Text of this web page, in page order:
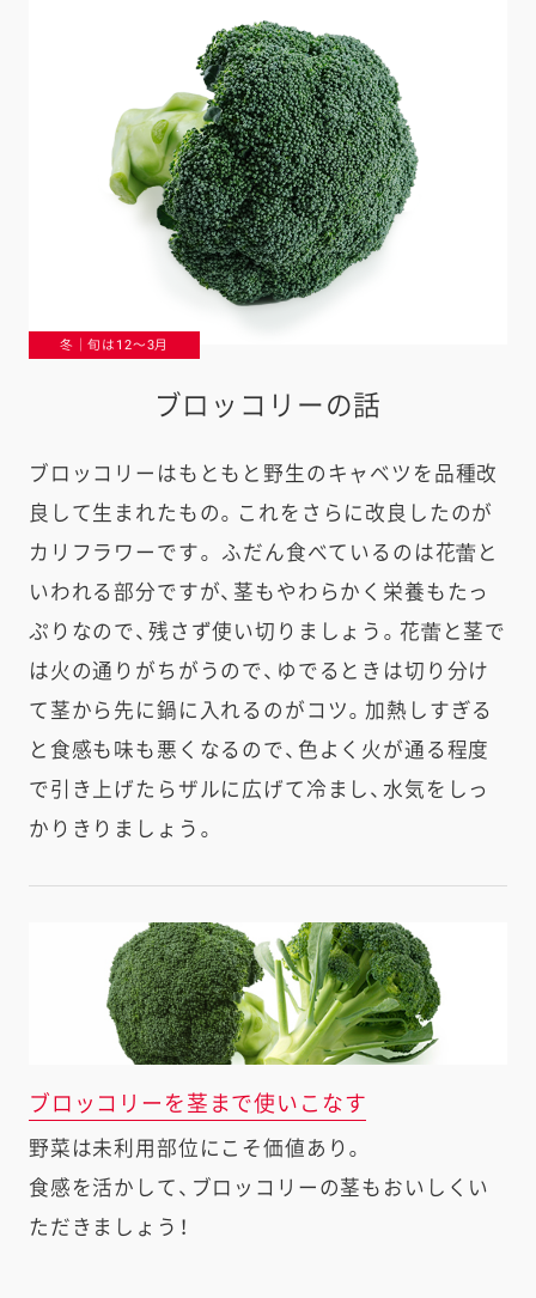
冬｜旬は12〜3月
ブロッコリーの話
ブロッコリーはもともと野生のキャベツを品種改
良して生まれたもの。これをさらに改良したのが
カリフラワーです。 ふだん食べているのは花蕾と
いわれる部分ですが、茎もやわらかく栄養もたっ
ぷりなので、残さず使い切りましょう。花蕾と茎で
は火の通りがちがうので、ゆでるときは切り分け
て茎から先に鍋に入れるのがコツ。加熱しすぎる
と食感も味も悪くなるので、色よく火が通る程度
で引き上げたらザルに広げて冷まし、水気をしっ
かりきりましょう。
ブロッコリーを茎まで使いこなす
野菜は未利用部位にこそ価値あり。
食感を活かして、ブロッコリーの茎もおいしくい
ただきましょう！